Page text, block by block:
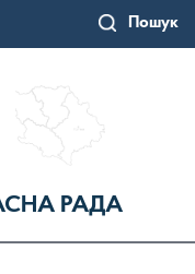
Пошук
РАДА